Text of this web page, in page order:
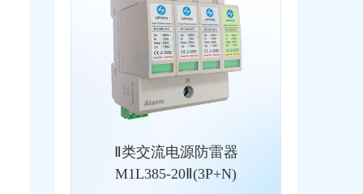
Ⅱ类交流电源防雷器
M1L385-20Ⅱ(3P+N)